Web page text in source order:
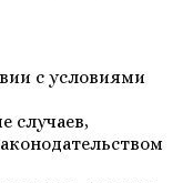
с условиями
случаев,